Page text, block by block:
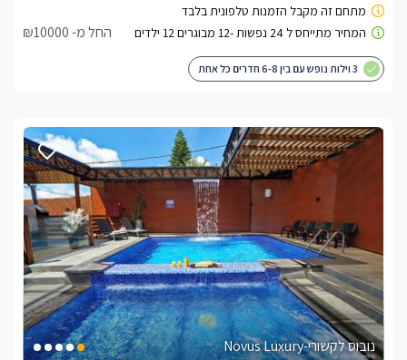
החל מ- ₪10000
3 וילות נופש עם בין 6-8 חדרים כל אחת
נובוס לקשורי-Novus Luxury